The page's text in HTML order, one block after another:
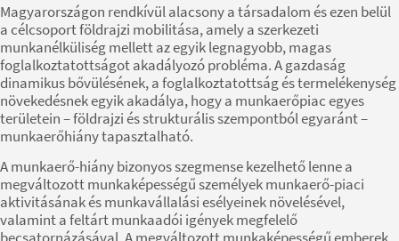
Magyarországon rendkívül alacsony a társadalom és ezen belül
a célcsoport földrajzi mobilitása, amely a szerkezeti
munkanélküliség mellett az egyik legnagyobb, magas
foglalkoztatottságot akadályozó probléma. A gazdaság
dinamikus bővülésének, a foglalkoztatottság és termelékenység
növekedésnek egyik akadálya, hogy a munkaerőpiac egyes
területein – földrajzi és strukturális szempontból egyaránt –
munkaerőhiány tapasztalható.
A munkaerő-hiány bizonyos szegmense kezelhető lenne a
megváltozott munkaképességű személyek munkaerő-piaci
aktivitásának és munkavállalási esélyeinek növelésével,
valamint a feltárt munkaadói igények megfelelő